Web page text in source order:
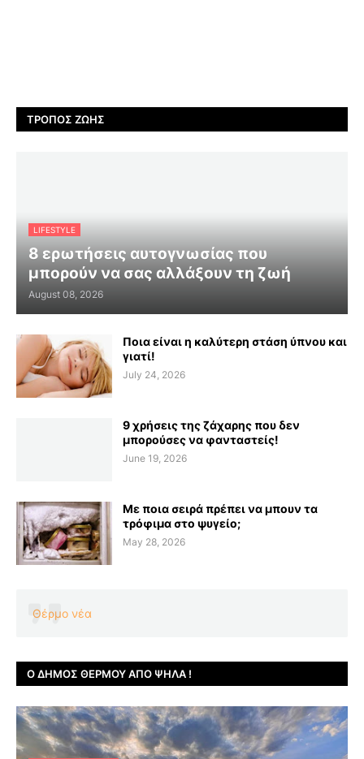
ΤΡΌΠΟΣ ΖΩΉΣ
LIFESTYLE
8 ερωτήσεις αυτογνωσίας που
μπορούν να σας αλλάξουν τη ζωή
August 08, 2026
Ποια είναι η καλύτερη στάση ύπνου και
γιατί!
July 24, 2026
9 χρήσεις της ζάχαρης που δεν
μπορούσες να φανταστείς!
June 19, 2026
Με ποια σειρά πρέπει να μπουν τα
τρόφιμα στο ψυγείο;
May 28, 2026
Θέρμο νέα
Ο ΔΉΜΟΣ ΘΈΡΜΟΥ ΑΠΌ ΨΗΛΆ !